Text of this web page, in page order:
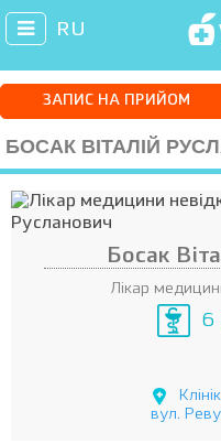
RU
ЗАПИС НА ПРИЙОМ
БОСАК ВІТАЛІЙ
Босак
Лікар
6
вул.